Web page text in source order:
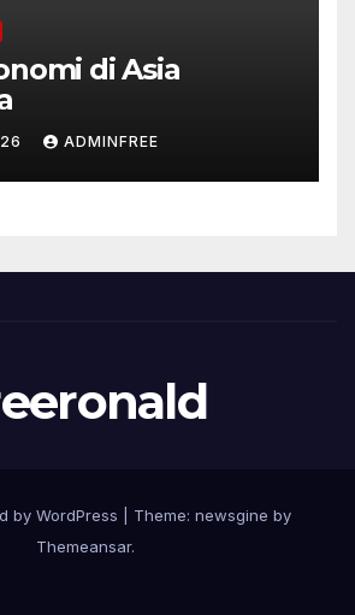
di Asia
ADMINFREE
by WordPress
Theme: newsgine by
Themeansar.